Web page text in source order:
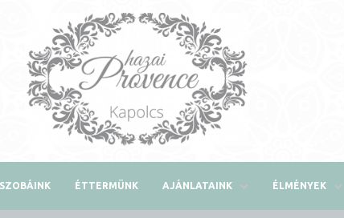
SZOBÁINK ÉTTERMÜNK AJÁNLATAINK ÉLMÉNYEK